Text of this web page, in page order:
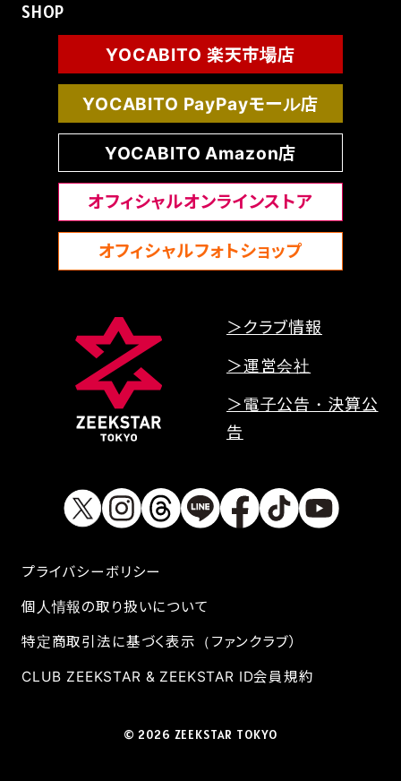
SHOP
YOCABITO 楽天市場店
YOCABITO PayPayモール店
YOCABITO Amazon店
オフィシャルオンラインストア
オフィシャルフォトショップ
＞クラブ情報
＞運営会社
＞電子公告・決算公
告
プライバシーボリシー
個人情報の取り扱いについて
特定商取引法に基づく表示（ファンクラブ）
CLUB ZEEKSTAR & ZEEKSTAR ID会員規約
© 2026 ZEEKSTAR TOKYO